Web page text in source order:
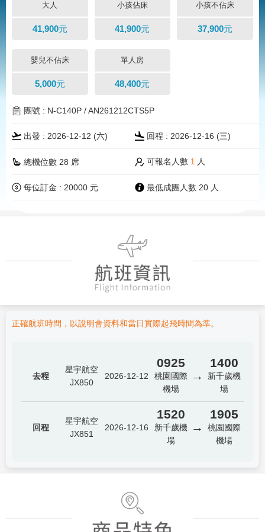
大人 小孩佔床 小孩不佔床
41,900元 41,900元 37,900元
嬰兒不佔床 單人房
5,000元 48,400元
團號 : N-C140P / AN261212CTS5P
出發 : 2026-12-12 (六) 回程 : 2026-12-16 (三)
總機位數 28 席 可報名人數 1 人
每位訂金 : 20000 元 最低成團人數 20 人
正確航班時間，以說明會資料和當日實際起飛時間為準。
去程
星宇航空
JX850
2026-12-12
0925
桃園國際
機場
→
1400
新千歲機
場
回程
星宇航空
JX851
2026-12-16
1520
新千歲機
場
→
1905
桃園國際
機場